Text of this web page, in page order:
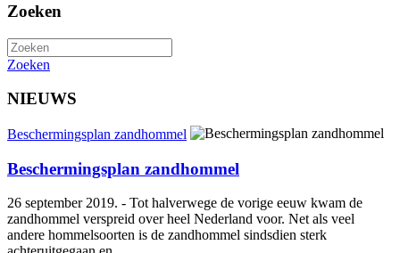
Zoeken
Zoeken
NIEUWS
Beschermingsplan zandhommel
Beschermingsplan zandhommel
26 september 2019. - Tot halverwege de vorige eeuw kwam de
zandhommel verspreid over heel Nederland voor. Net als veel
andere hommelsoorten is de zandhommel sindsdien sterk